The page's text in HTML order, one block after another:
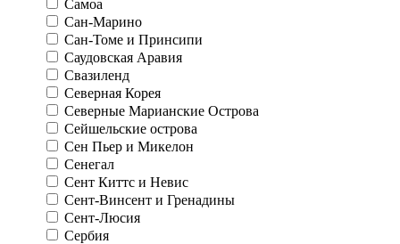
Самоа
Сан-Марино
Сан-Томе и Принсипи
Саудовская Аравия
Свазиленд
Северная Корея
Северные Марианские Острова
Сейшельские острова
Сен Пьер и Микелон
Сенегал
Сент Киттс и Невис
Сент-Винсент и Гренадины
Сент-Люсия
Сербия